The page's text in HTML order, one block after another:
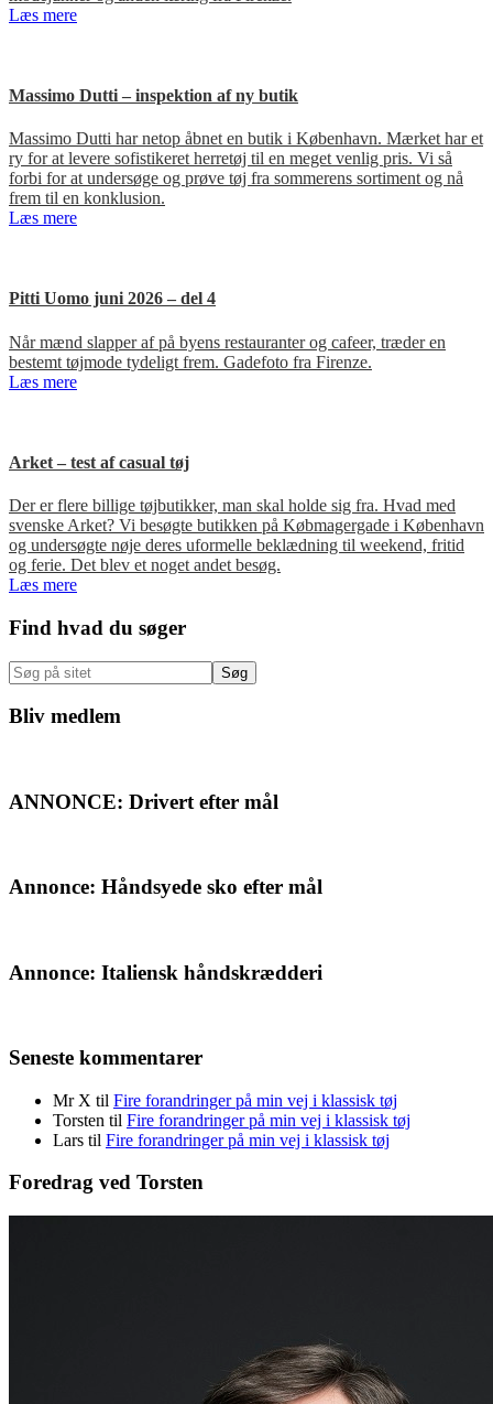
Læs mere
Massimo Dutti – inspektion af ny butik
Massimo Dutti har netop åbnet en butik i København. Mærket har et
ry for at levere sofistikeret herretøj til en meget venlig pris. Vi så
forbi for at undersøge og prøve tøj fra sommerens sortiment og nå
frem til en konklusion.
Læs mere
Pitti Uomo juni 2026 – del 4
Når mænd slapper af på byens restauranter og cafeer, træder en
bestemt tøjmode tydeligt frem. Gadefoto fra Firenze.
Læs mere
Arket – test af casual tøj
Der er flere billige tøjbutikker, man skal holde sig fra. Hvad med
svenske Arket? Vi besøgte butikken på Købmagergade i København
og undersøgte nøje deres uformelle beklædning til weekend, fritid
og ferie. Det blev et noget andet besøg.
Læs mere
Primær
Sidebar
Find hvad du søger
Søg
på
sitet
Bliv medlem
ANNONCE: Drivert efter mål
Annonce: Håndsyede sko efter mål
Annonce: Italiensk håndskrædderi
Seneste kommentarer
Mr X til Fire forandringer på min vej i klassisk tøj
Torsten til Fire forandringer på min vej i klassisk tøj
Lars til Fire forandringer på min vej i klassisk tøj
Foredrag ved Torsten